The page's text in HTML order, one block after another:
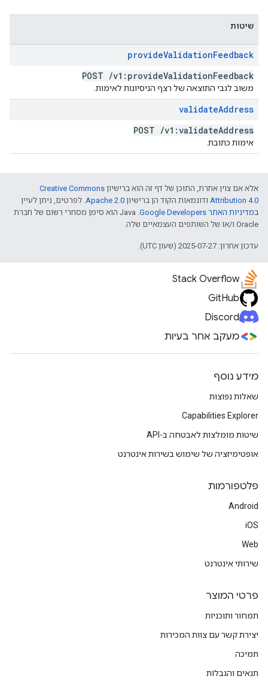
שיטות
provideValidationFeedback
POST /v1:provideValidationFeedback
משוב לגבי התוצאה של רצף הניסיונות לאימות.
validateAddress
POST /v1:validateAddress
אימות כתובת.
אלא אם צוין אחרת, התוכן של דף זה הוא ברישיון Creative Commons
Attribution 4.0 ודוגמאות הקוד הן ברישיון Apache 2.0. לפרטים, ניתן לעיין
במדיניות האתר Google Developers‏
.‏ Java הוא סימן מסחרי רשום של חברת
Oracle ו/או של השותפים העצמאיים שלה.
עדכון אחרון: 2025-07-27 (שעון UTC).
Stack Overflow
GitHub
Discord
מעקב אחר בעיות
מידע נוסף
שאלות נפוצות
Capabilities Explorer
שיטות מומלצות לאבטחה ב-API
אופטימיזציה של שימוש בשירות אינטרנט
פלטפורמות
Android
iOS
Web
שירותי אינטרנט
פרטי המוצר
תמחור ותוכניות
יצירת קשר עם צוות המכירות
תמיכה
תנאים והגבלות